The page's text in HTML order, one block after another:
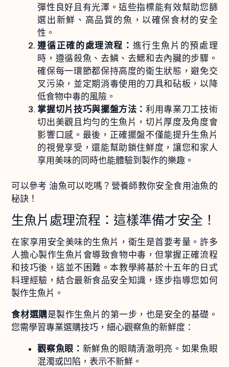
彈性良好且有光澤。這些指標能有效幫助您篩
選出新鮮、高品質的魚，以確保食材的安全
性。
遵循正確的處理流程： 進行生魚片的預處理
時，遵循殺魚、去鱗、去鰓和去內臟的步驟。
確保每一環節都保持高度的衛生狀態，避免交
叉污染，並定期消毒使用的刀具和砧板，以降
低食物中毒的風險。
掌握切片技巧與擺盤方法：利用專業刀工技術
切出美觀且均勻的生魚片，切片厚度及角度會
影響口感。最後，正確擺盤不僅能提升生魚片
的視覺享受，還能幫助鎖住鮮度，讓您和家人
享用美味的同時也能體驗到製作的樂趣。
可以參考 油魚可以吃嗎？營養師教你安全食用油魚的
秘訣！
生魚片處理流程：這樣準備才安全！
在家享用安全美味的生魚片，衛生是首要考量。許多
人擔心製作生魚片會導致食物中毒，但掌握正確流程
和技巧後，這並不困難。本教學將基於十五年的日式
料理經驗，結合最新食品安全知識，逐步指導您如何
製作生魚片。
食材選購是製作生魚片的第一步，也是安全的基礎。
您需學習專業選購技巧，細心觀察魚的新鮮度：
觀察魚眼： 新鮮魚的眼睛清澈明亮。如果魚眼
混濁或凹陷，表示不新鮮。